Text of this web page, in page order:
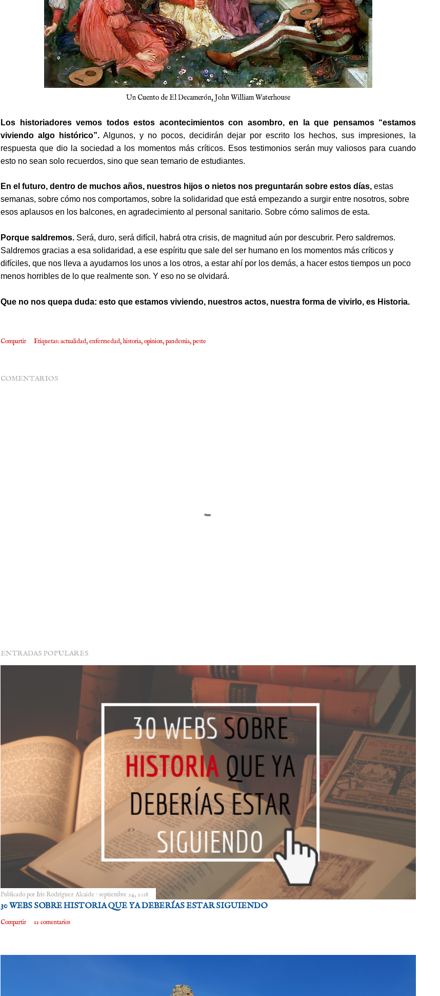
Un Cuento de El Decamerón, John William Waterhouse
Los historiadores vemos todos estos acontecimientos con asombro, en la que pensamos “estamos
viviendo algo histórico”. Algunos, y no pocos, decidirán dejar por escrito los hechos, sus impresiones, la
respuesta que dio la sociedad a los momentos más críticos. Esos testimonios serán muy valiosos para cuando
esto no sean solo recuerdos, sino que sean temario de estudiantes.
En el futuro, dentro de muchos años, nuestros hijos o nietos nos preguntarán sobre estos días, estas
semanas, sobre cómo nos comportamos, sobre la solidaridad que está empezando a surgir entre nosotros, sobre
esos aplausos en los balcones, en agradecimiento al personal sanitario. Sobre cómo salimos de esta.
Porque saldremos. Será, duro, será difícil, habrá otra crisis, de magnitud aún por descubrir. Pero saldremos.
Saldremos gracias a esa solidaridad, a ese espíritu que sale del ser humano en los momentos más críticos y
difíciles, que nos lleva a ayudarnos los unos a los otros, a estar ahí por los demás, a hacer estos tiempos un poco
menos horribles de lo que realmente son. Y eso no se olvidará.
Que no nos quepa duda: esto que estamos viviendo, nuestros actos, nuestra forma de vivirlo, es Historia.
Compartir Etiquetas: actualidad enfermedad historia opinion pandemia peste
COMENTARIOS
ENTRADAS POPULARES
Publicado por Iris Rodríguez Alcaide septiembre 24, 2018
30 WEBS SOBRE HISTORIA QUE YA DEBERÍAS ESTAR SIGUIENDO
Compartir 12 comentarios